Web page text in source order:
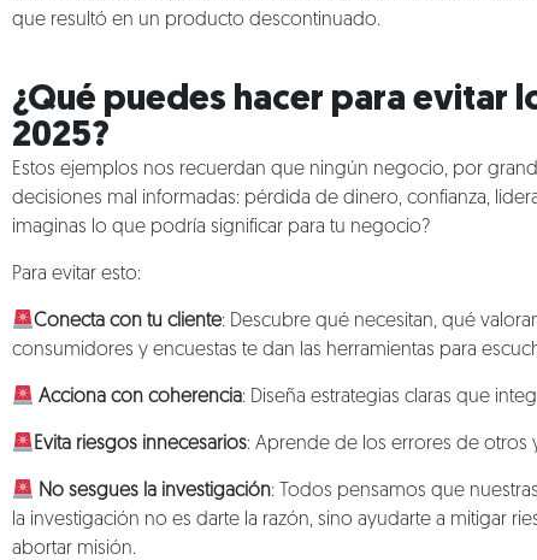
que resultó en un producto descontinuado.
¿Qué puedes hacer para evitar
2025?
Estos ejemplos nos recuerdan que ningún negocio, por
decisiones mal informadas: pérdida de dinero, confianza,
imaginas lo que podría significar para tu negocio?
Para evitar esto:
Conecta con tu cliente: Descubre qué necesitan, qué
consumidores y encuestas te dan las herramientas para
Acciona con coherencia: Diseña estrategias claras que
Evita riesgos innecesarios: Aprende de los errores de otros
No sesgues la investigación: Todos pensamos que
la investigación no es darte la razón, sino ayudarte a mitigar
abortar misión.